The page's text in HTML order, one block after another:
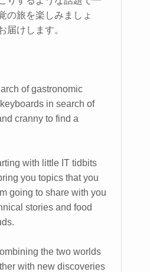
の旅を楽しみましょ
届けします。
of gastronomic
in search of
cranny to find a
with little IT tidbits
you topics that you
going to share with you
stories and food
the two worlds
with new discoveries